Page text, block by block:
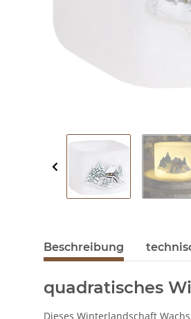
Beschreibung
quadratisches
Dieses Winterlandschaft